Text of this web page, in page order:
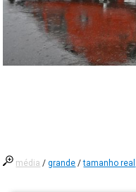
média /grande /tamanho real